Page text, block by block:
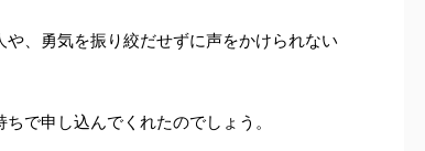
、勇気を振り絞だせずに声をかけられない
で申し込んでくれたのでしょう。